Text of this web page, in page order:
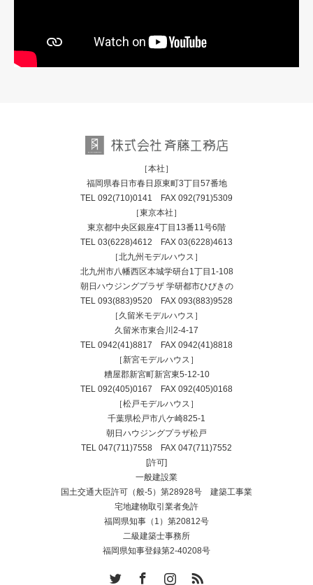
［本社］
福岡県春日市春日原東町3丁目57番地
TEL 092(710)0141 FAX 092(791)5309
［東京本社］
東京都中央区銀座4丁目13番11号6階
TEL 03(6228)4612 FAX 03(6228)4613
［北九州モデルハウス］
北九州市八幡西区本城学研台1丁目1-108
朝日ハウジングプラザ 学研都市ひびきの
TEL 093(883)9520 FAX 093(883)9528
［久留米モデルハウス］
久留米市東合川2-4-17
TEL 0942(41)8817 FAX 0942(41)8818
［新宮モデルハウス］
糟屋郡新宮町新宮東5-12-10
TEL 092(405)0167 FAX 092(405)0168
［松戸モデルハウス］
千葉県松戸市八ケ崎825-1
朝日ハウジングプラザ松戸
TEL 047(711)7558 FAX 047(711)7552
[許可]
一般建設業
国土交通大臣許可（般-5）第28928号 建築工事業
宅地建物取引業者免許
福岡県知事（1）第20812号
二級建築士事務所
福岡県知事登録第2-40208号